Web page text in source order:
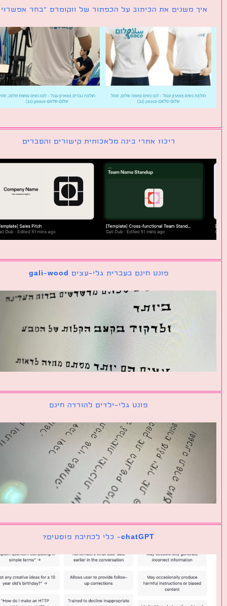
משנים את הכיתוב על הכפתור של ווקומרס ״בחר אפשרויות״
ריכוז אתרי בינה מלאכותית קישורים והסברים
פונט חינם בעברית גלי-עצים gali-wood
פונט גלי-ילדים להורדה חינם
chatGPT- כלי לכתיבת פוסטים?